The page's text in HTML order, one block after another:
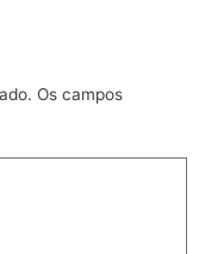
Os campos